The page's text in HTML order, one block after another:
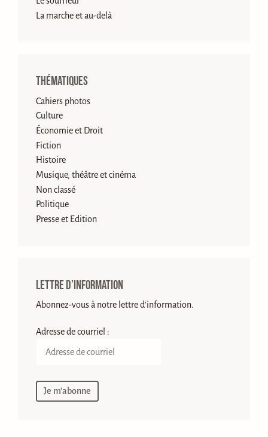
La marche et au-delà
Thématiques
Cahiers photos
Culture
Économie et Droit
Fiction
Histoire
Musique, théâtre et cinéma
Non classé
Politique
Presse et Edition
Lettre d’information
Abonnez-vous à notre lettre d'information.
Adresse de courriel :